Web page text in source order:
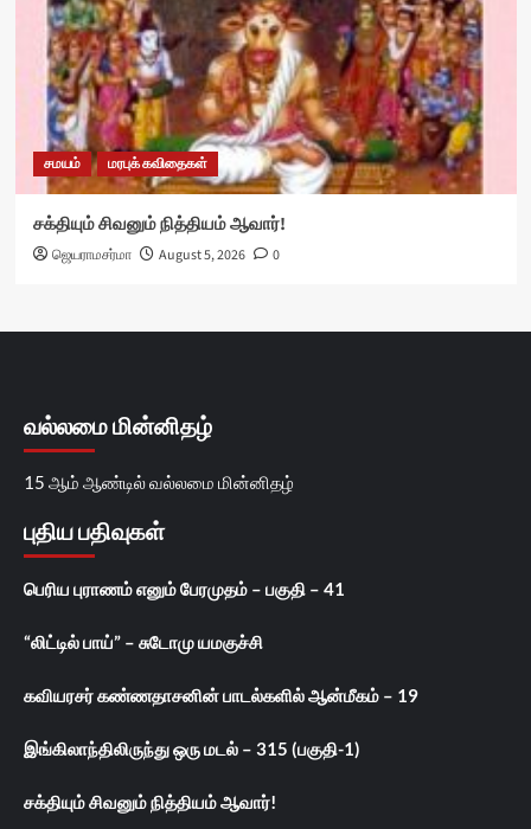
சமயம் மரபுக் கவிதைகள்
சக்தியும் சிவனும் நித்தியம் ஆவார்!
ஜெயராமசர்மா August 5, 2026 0
வல்லமை மின்னிதழ்
15 ஆம் ஆண்டில் வல்லமை மின்னிதழ்
புதிய பதிவுகள்
பெரிய புராணம் எனும் பேரமுதம் – பகுதி – 41
“லிட்டில் பாய்” – சுடோமு யமகுச்சி
கவியரசர் கண்ணதாசனின் பாடல்களில் ஆன்மீகம் – 19
இங்கிலாந்திலிருந்து ஒரு மடல் – 315 (பகுதி-1)
சக்தியும் சிவனும் நித்தியம் ஆவார்!